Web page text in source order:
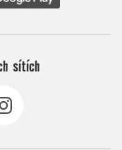
sítích